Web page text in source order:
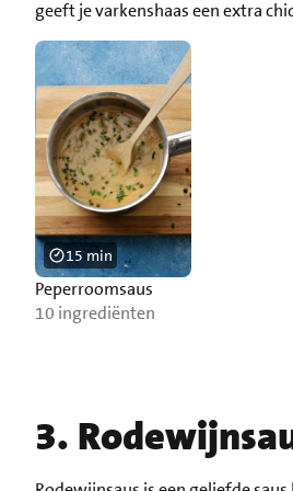
geeft je varkenshaas een extra
Peperroomsaus
10 ingrediënten
15 min
3.